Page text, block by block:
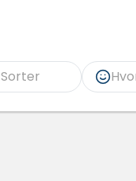
Sorter